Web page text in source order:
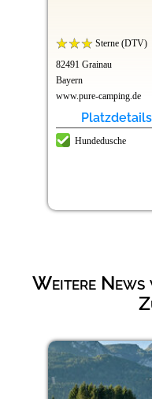
Sterne (DTV)
82491 Grainau
Bayern
www.pure-camping.de
Platzdetails
Hundedusche
Weitere News